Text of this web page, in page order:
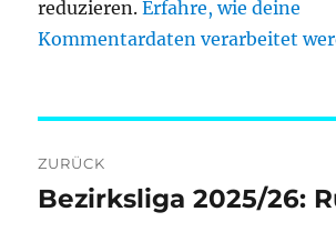
reduzieren.Erfahre, wie deine
Kommentardaten verarbeitet
ZURÜCK
Vorheriger
Bezirksliga 2025/26: